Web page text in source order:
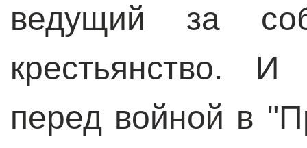
ведущий за
крестьянство.
перед войной в